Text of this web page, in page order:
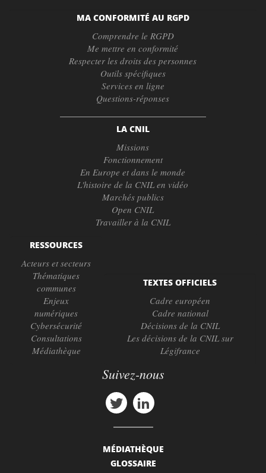
MA CONFORMITÉ AU RGPD
Comprendre le RGPD
Me mettre en conformité
Respecter les droits des personnes
Outils spécifiques
Services en ligne
Questions-réponses
LA CNIL
Missions
Fonctionnement
En Europe et dans le monde
L'histoire de la CNIL en vidéo
Marchés publics
Open CNIL
Travailler à la CNIL
RESSOURCES
Acteurs et secteurs
Thématiques
communes
Enjeux
numériques
Cybersécurité
Consultations
Médiathèque
TEXTES OFFICIELS
Cadre européen
Cadre national
Décisions de la CNIL
Les décisions de la CNIL sur
Légifrance
Suivez-nous
MÉDIATHÈQUE
GLOSSAIRE